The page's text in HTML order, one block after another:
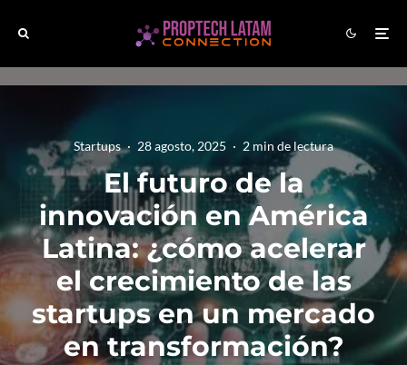
Startups · 28 agosto, 2025 · 2 min de lectura
El futuro de la
innovación en América
Latina: ¿cómo acelerar
el crecimiento de las
startups en un mercado
en transformación?